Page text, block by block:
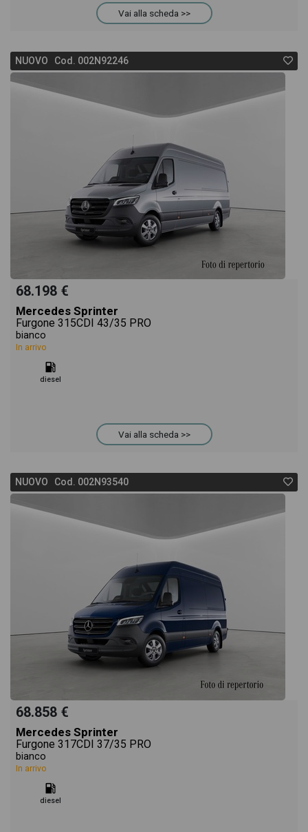
Vai alla scheda >>
NUOVO Cod. 002N92246
68.198 €
Mercedes Sprinter
Furgone 315CDI 43/35 PRO
bianco
In arrivo
diesel
Vai alla scheda >>
NUOVO Cod. 002N93540
68.858 €
Mercedes Sprinter
Furgone 317CDI 37/35 PRO
bianco
In arrivo
diesel